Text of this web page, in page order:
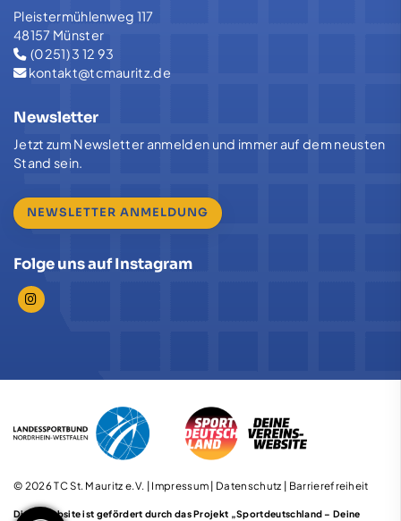
Pleistermühlenweg 117
48157 Münster
(0251) 3 12 93
kontakt@tcmauritz.de
Newsletter
Jetzt zum Newsletter anmelden und immer auf dem neusten
Stand sein.
NEWSLETTER ANMELDUNG
Folge uns auf Instagram
© 2026 TC St. Mauritz e.V. | Impressum | Datenschutz | Barrierefreiheit
Diese Website ist gefördert durch das Projekt „Sportdeutschland – Deine